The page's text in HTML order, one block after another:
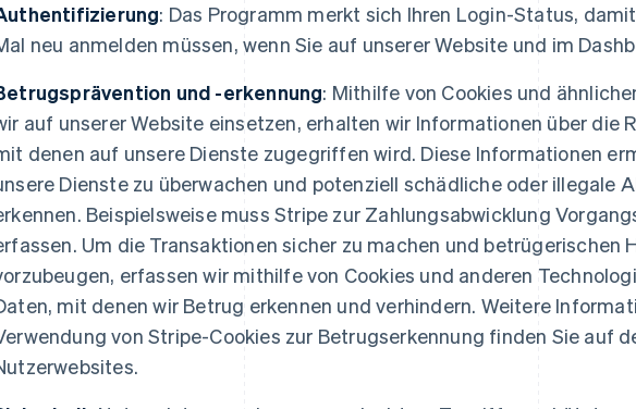
: Das Programm merkt sich Ihren Login-Status,
neu anmelden müssen, wenn Sie auf unserer Website und im
und -erkennung: Mithilfe von Cookies und
auf unserer Website einsetzen, erhalten wir Informationen über die
denen auf unsere Dienste zugegriffen wird. Diese Informationen
Dienste zu überwachen und potenziell schädliche oder illegale
Beispielsweise muss Stripe zur Zahlungsabwicklung
Um die Transaktionen sicher zu machen und betrügerischen
erfassen wir mithilfe von Cookies und anderen
mit denen wir Betrug erkennen und verhindern. Weitere
von Stripe-Cookies zur Betrugserkennung finden Sie auf